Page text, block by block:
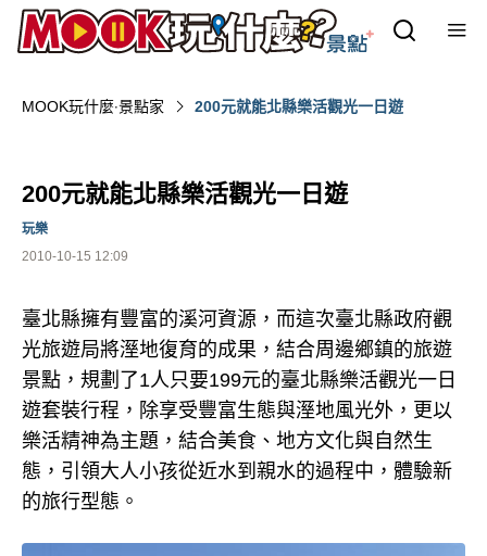
MOOK玩什麼‧景點家 200元就能北縣樂活觀光一日遊
200元就能北縣樂活觀光一日遊
2010-10-15 12:09
玩樂
臺北縣擁有豐富的溪河資源，而這次臺北縣政府觀
光旅遊局將溼地復育的成果，結合周邊鄉鎮的旅遊
景點，規劃了1人只要199元的臺北縣樂活觀光一日
遊套裝行程，除享受豐富生態與溼地風光外，更以
樂活精神為主題，結合美食、地方文化與自然生
態，引領大人小孩從近水到親水的過程中，體驗新
的旅行型態。